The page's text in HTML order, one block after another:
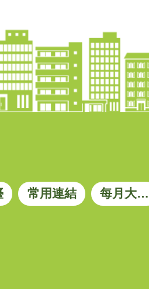
常用連結 每月大宗資材參考價格